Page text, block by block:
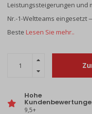
Leistungssteigerungen und
Nr.-1-Weltteams
Beste Lesen Sie mehr..
Hohe
9,5+